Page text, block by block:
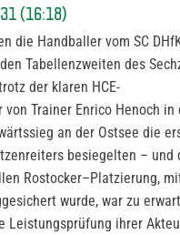
(16:18)
die Handballer vom SC
Tabellenzweiten des
der klaren HCE-
Trainer Enrico Henoch in
an der Ostsee die
besiegelten – und
Rostocker–Platzierung,
wurde, war zu
Leistungsprüfung ihrer